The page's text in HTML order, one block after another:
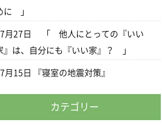
に 」
月27日
「 他人にとっての『いい
』は、自分にも『いい家』？ 」
月15日 『寝室の地震対策』
カテゴリー